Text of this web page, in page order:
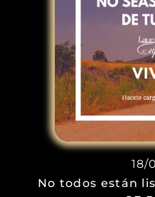
18/
No todos están